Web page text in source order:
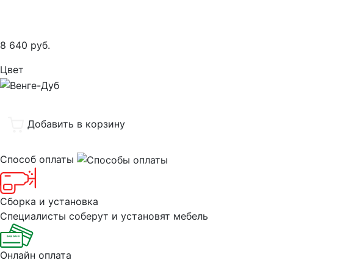
8 640 руб.
Цвет
Добавить в корзину
Способ оплаты
Сборка и установка
Специалисты соберут и установят мебель
Онлайн оплата